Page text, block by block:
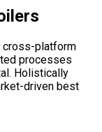
cross-platform
processes
Holistically
driven best